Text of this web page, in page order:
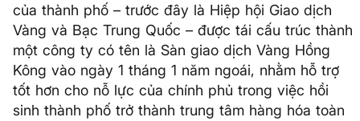
của thành phố – trước đây là Hiệp hội Giao dịch
Vàng và Bạc Trung Quốc – được tái cấu trúc thành
một công ty có tên là Sàn giao dịch Vàng Hồng
Kông vào ngày 1 tháng 1 năm ngoái, nhằm hỗ trợ
tốt hơn cho nỗ lực của chính phủ trong việc hồi
sinh thành phố trở thành trung tâm hàng hóa toàn